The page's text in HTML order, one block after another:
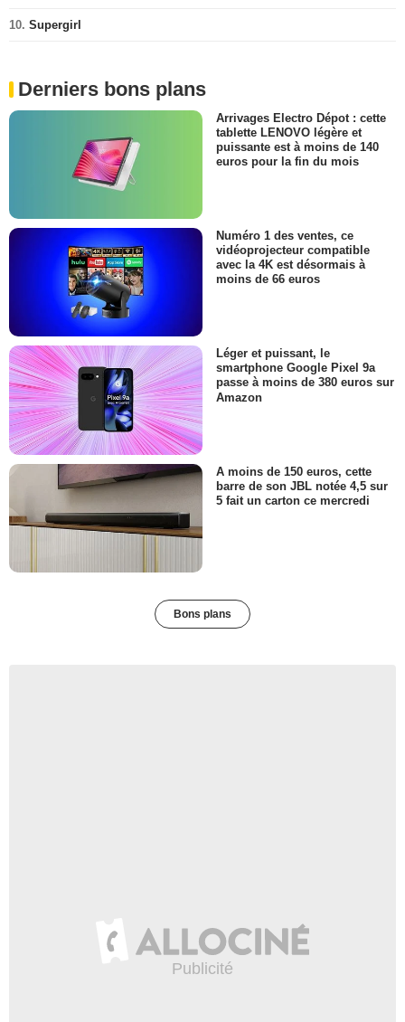
10. Supergirl
Derniers bons plans
Arrivages Electro Dépot : cette
tablette LENOVO légère et
puissante est à moins de 140
euros pour la fin du mois
Numéro 1 des ventes, ce
vidéoprojecteur compatible
avec la 4K est désormais à
moins de 66 euros
Léger et puissant, le
smartphone Google Pixel 9a
passe à moins de 380 euros sur
Amazon
A moins de 150 euros, cette
barre de son JBL notée 4,5 sur
5 fait un carton ce mercredi
Bons plans